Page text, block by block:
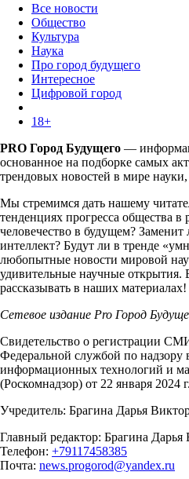
Все новости
Общество
Культура
Наука
Про город будущего
Интересное
Цифровой город
18+
PRO Город Будущего —
основанное на подборке самых
трендовых новостей в мире
Мы стремимся дать нашему
тенденциях прогресса общества
человечество в будущем?
интеллект? Будут ли в тренде
любопытные новости мировой
удивительные научные открытия.
рассказывать в наших материалах!
Сетевое издание Pro Город
Свидетельство о регистрации
Федеральной службой по надзору
информационных технологий и
(Роскомнадзор) от 22 января 2024 г.
Учредитель: Брагина Дарья
Главный редактор: Брагина Дарья
Телефон: +79117458385
Почта: news.progorod@yandex.ru